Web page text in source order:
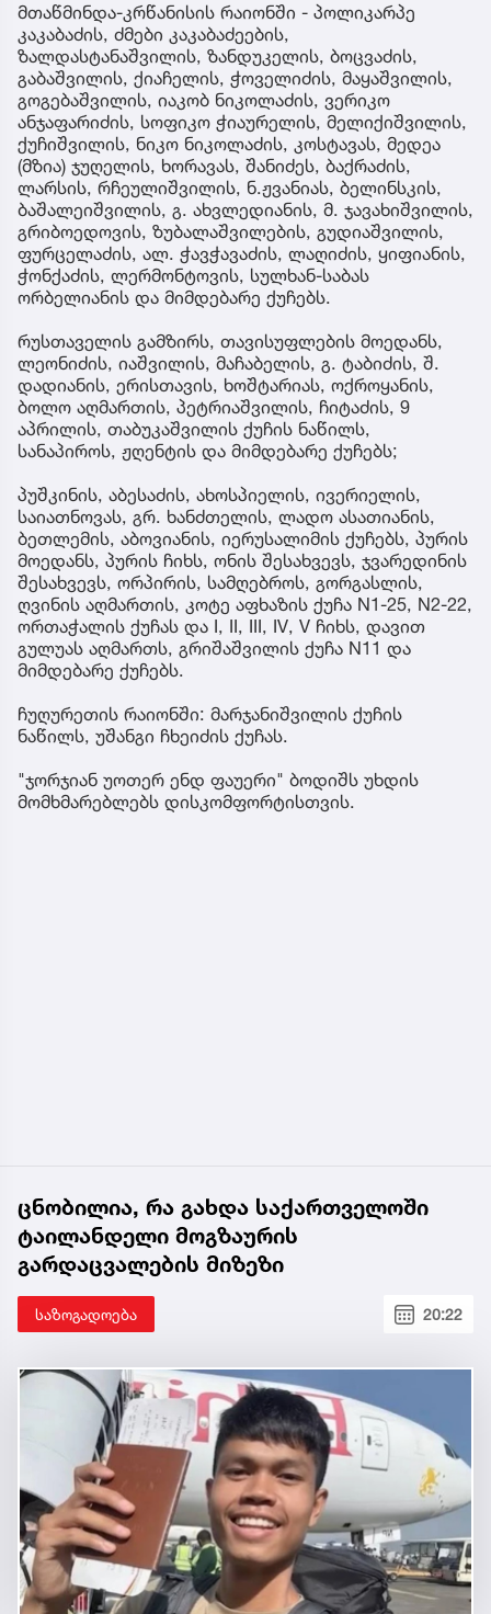
მთაწმინდა-კრწანისის რაიონში - პოლიკარპე
კაკაბაძის, ძმები კაკაბაძეების,
ზალდასტანაშვილის, ზანდუკელის, ბოცვაძის,
გაბაშვილის, ქიაჩელის, ჭოველიძის, მაყაშვილის,
გოგებაშვილის, იაკობ ნიკოლაძის, ვერიკო
ანჯაფარიძის, სოფიკო ჭიაურელის, მელიქიშვილის,
ქუჩიშვილის, ნიკო ნიკოლაძის, კოსტავას, მედეა
(მზია) ჯუღელის, ხორავას, შანიძეს, ბაქრაძის,
ლარსის, რჩეულიშვილის, ნ.ჟვანიას, ბელინსკის,
ბაშალეიშვილის, გ. ახვლედიანის, მ. ჯავახიშვილის,
გრიბოედოვის, ზუბალაშვილების, გუდიაშვილის,
ფურცელაძის, ალ. ჭავჭავაძის, ლაღიძის, ყიფიანის,
ჭონქაძის, ლერმონტოვის, სულხან-საბას
ორბელიანის და მიმდებარე ქუჩებს.
რუსთაველის გამზირს, თავისუფლების მოედანს,
ლეონიძის, იაშვილის, მაჩაბელის, გ. ტაბიძის, შ.
დადიანის, ერისთავის, ხოშტარიას, ოქროყანის,
ბოლო აღმართის, პეტრიაშვილის, ჩიტაძის, 9
აპრილის, თაბუკაშვილის ქუჩის ნაწილს,
სანაპიროს, ჟღენტის და მიმდებარე ქუჩებს;
პუშკინის, აბესაძის, ახოსპიელის, ივერიელის,
საიათნოვას, გრ. ხანძთელის, ლადო ასათიანის,
ბეთლემის, აბოვიანის, იერუსალიმის ქუჩებს, პურის
მოედანს, პურის ჩიხს, ონის შესახვევს, ჯვარედინის
შესახვევს, ორპირის, სამღებროს, გორგასლის,
ღვინის აღმართის, კოტე აფხაზის ქუჩა N1-25, N2-22,
ორთაჭალის ქუჩას და I, II, III, IV, V ჩიხს, დავით
გულუას აღმართს, გრიშაშვილის ქუჩა N11 და
მიმდებარე ქუჩებს.
ჩუღურეთის რაიონში: მარჯანიშვილის ქუჩის
ნაწილს, უშანგი ჩხეიძის ქუჩას.
"ჯორჯიან უოთერ ენდ ფაუერი" ბოდიშს უხდის
მომხმარებლებს დისკომფორტისთვის.
ცნობილია, რა გახდა საქართველოში
ტაილანდელი მოგზაურის
გარდაცვალების მიზეზი
საზოგადოება 20:22